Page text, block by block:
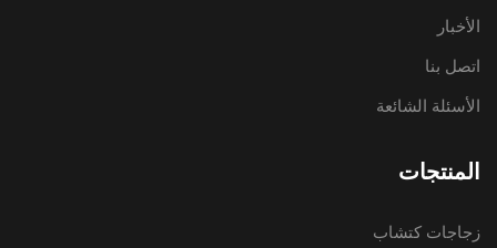
الأخبار
اتصل بنا
الأسئلة الشائعة
المنتجات
زجاجات كتشاب